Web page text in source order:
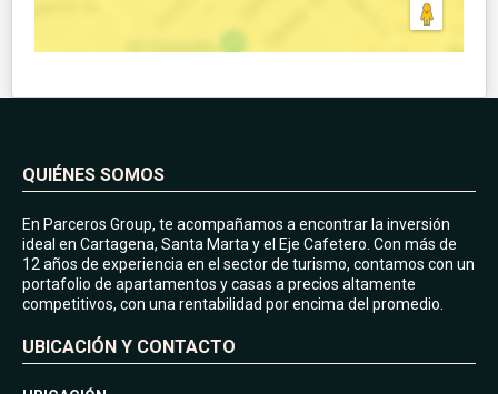
QUIÉNES SOMOS
En Parceros Group, te acompañamos a encontrar la inversión
ideal en Cartagena, Santa Marta y el Eje Cafetero. Con más de
12 años de experiencia en el sector de turismo, contamos con un
portafolio de apartamentos y casas a precios altamente
competitivos, con una rentabilidad por encima del promedio.
UBICACIÓN Y CONTACTO